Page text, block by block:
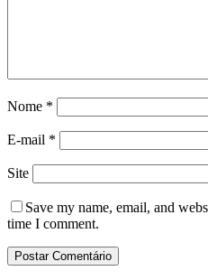
Nome *
E-mail *
Site
Save my name, email, and
time I comment.